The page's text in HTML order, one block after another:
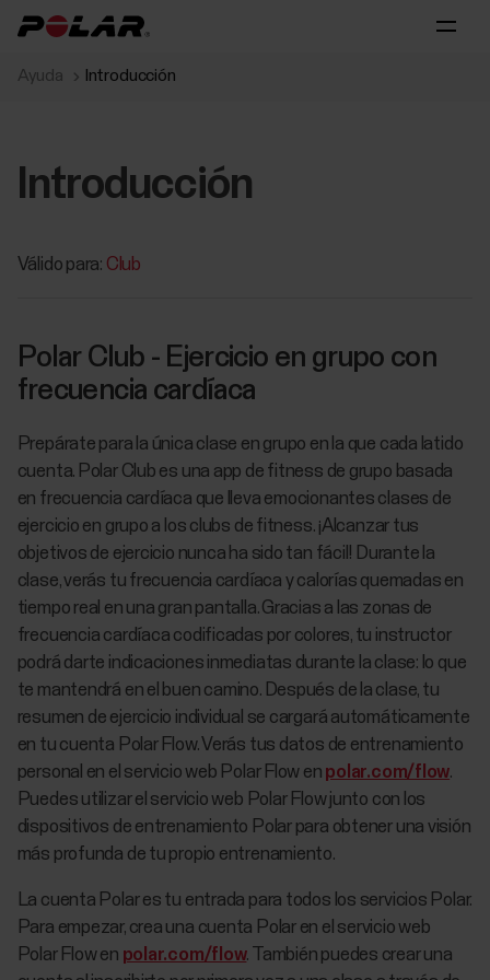
Ayuda Introducción
Introducción
Válido para: Club
Polar Club - Ejercicio en grupo con
frecuencia cardíaca
Prepárate para la única clase en grupo en la que cada latido
cuenta. Polar Club es una app de fitness de grupo basada
en frecuencia cardíaca que lleva emocionantes clases de
ejercicio en grupo a los clubs de fitness. ¡Alcanzar tus
objetivos de ejercicio nunca ha sido tan fácil! Durante la
clase, verás tu frecuencia cardíaca y calorías quemadas en
tiempo real en una gran pantalla. Gracias a las zonas de
frecuencia cardíaca codificadas por colores, tu instructor
podrá darte indicaciones inmediatas durante la clase: lo que
te mantendrá en el buen camino. Después de la clase, tu
resumen de ejercicio individual se cargará automáticamente
en tu cuenta Polar Flow. Verás tus datos de entrenamiento
personal en el servicio web Polar Flow en polar.com/flow.
Puedes utilizar el servicio web Polar Flow junto con los
dispositivos de entrenamiento Polar para obtener una visión
más profunda de tu propio entrenamiento.
La cuenta Polar es tu entrada para todos los servicios Polar.
Para empezar, crea una cuenta Polar en el servicio web
Polar Flow en polar.com/flow. También puedes crear una